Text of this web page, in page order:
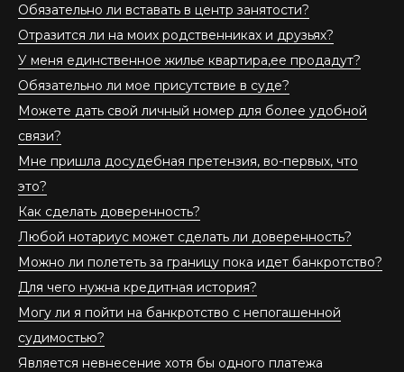
Обязательно ли вставать в центр занятости?
Отразится ли на моих родственниках и друзьях?
У меня единственное жилье квартира,ее продадут?
Обязательно ли мое присутствие в суде?
Можете дать свой личный номер для более удобной
связи?
Мне пришла досудебная претензия, во-первых, что
это?
Как сделать доверенность?
Любой нотариус может сделать ли доверенность?
Можно ли полететь за границу пока идет банкротство?
Для чего нужна кредитная история?
Могу ли я пойти на банкротство с непогашенной
судимостью?
Является невнесение хотя бы одного платежа